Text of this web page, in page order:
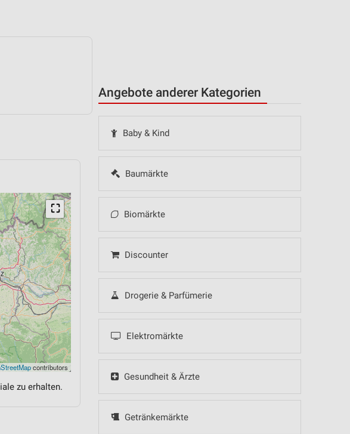
Angebote anderer Kategorien
Baby & Kind
Baumärkte
Biomärkte
Discounter
Drogerie & Parfümerie
Elektromärkte
Gesundheit & Ärzte
Getränkemärkte
⛶
contributors
zu erhalten.